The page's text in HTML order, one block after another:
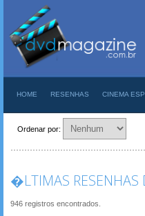
HOME RESENHAS CINEMA
Ordenar por:
�LTIMAS RESENHAS
946 registros encontrados.